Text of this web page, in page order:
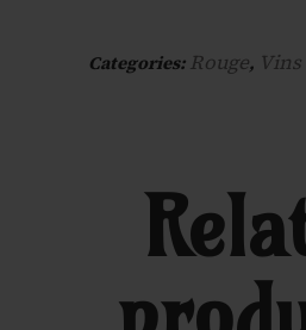
Categories: Rouge,